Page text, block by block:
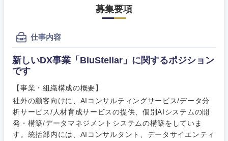
募集要項
仕事内容
新しいDX事業「BluStellar」に関するポジション
です
【事業・組織構成の概要】
社外の顧客向けに、AIコンサルティングサービス/データ分
析サービス/人材育成サービスの提供、個別AIシステムの開
発・構築/データマネジメントシステムの構築をしていま
す。統括部内には、AIコンサルタント、データサイエンティ